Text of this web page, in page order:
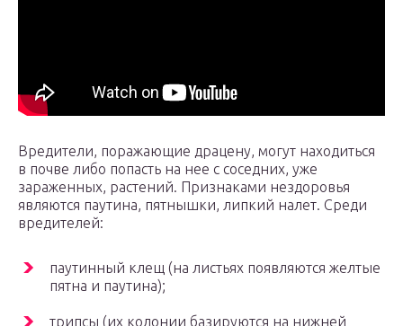
Вредители, поражающие драцену, могут находиться
в почве либо попасть на нее с соседних, уже
зараженных, растений. Признаками нездоровья
являются паутина, пятнышки, липкий налет. Среди
вредителей:
паутинный клещ (на листьях появляются желтые
пятна и паутина);
трипсы (их колонии базируются на нижней